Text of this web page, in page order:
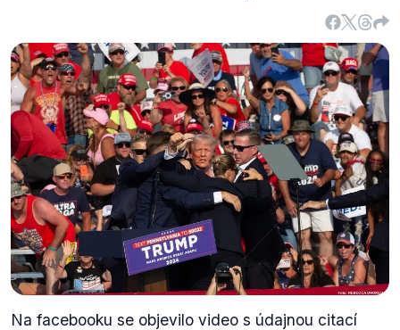
Na facebooku se objevilo video s údajnou citací